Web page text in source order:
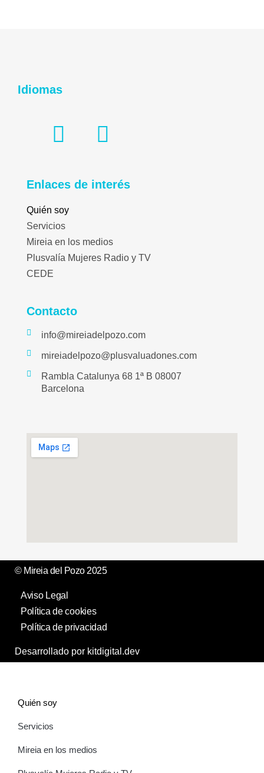
Idiomas
Enlaces de interés
Quién soy
Servicios
Mireia en los medios
Plusvalía Mujeres Radio y TV
CEDE
Contacto
info@mireiadelpozo.com
mireiadelpozo@plusvaluadones.com
Rambla Catalunya 68 1ª B 08007
Barcelona
© Mireia del Pozo 2025
Aviso Legal
Política de cookies
Política de privacidad
Desarrollado por kitdigital.dev
Quién soy
Servicios
Mireia en los medios